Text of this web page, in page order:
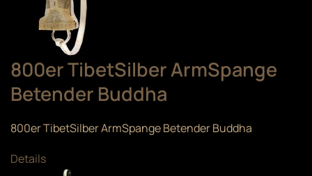
800er TibetSilber ArmSpange
Betender Buddha
800er TibetSilber ArmSpange Betender Buddha
Details